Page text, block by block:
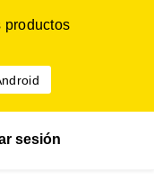
productos
sesión